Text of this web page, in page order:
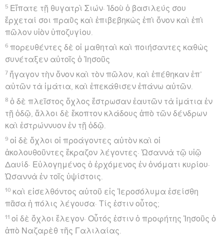
5 Εἴπατε τῇ θυγατρὶ Σιών· Ἰδοὺ ὁ βασιλεύς σου
ἔρχεταί σοι πραῢς καὶ ἐπιβεβηκὼς ἐπὶ ὄνον καὶ ἐπὶ
πῶλον υἱὸν ὑποζυγίου.
6 πορευθέντες δὲ οἱ μαθηταὶ καὶ ποιήσαντες καθὼς
συνέταξεν αὐτοῖς ὁ Ἰησοῦς
7 ἤγαγον τὴν ὄνον καὶ τὸν πῶλον, καὶ ἐπέθηκαν ἐπ’
αὐτῶν τὰ ἱμάτια, καὶ ἐπεκάθισεν ἐπάνω αὐτῶν.
8 ὁ δὲ πλεῖστος ὄχλος ἔστρωσαν ἑαυτῶν τὰ ἱμάτια ἐν
τῇ ὁδῷ, ἄλλοι δὲ ἔκοπτον κλάδους ἀπὸ τῶν δένδρων
καὶ ἐστρώννυον ἐν τῇ ὁδῷ.
9 οἱ δὲ ὄχλοι οἱ προάγοντες αὐτὸν καὶ οἱ
ἀκολουθοῦντες ἔκραζον λέγοντες· Ὡσαννὰ τῷ υἱῷ
Δαυίδ· Εὐλογημένος ὁ ἐρχόμενος ἐν ὀνόματι κυρίου·
Ὡσαννὰ ἐν τοῖς ὑψίστοις.
10 καὶ εἰσελθόντος αὐτοῦ εἰς Ἱεροσόλυμα ἐσείσθη
πᾶσα ἡ πόλις λέγουσα· Τίς ἐστιν οὗτος;
11 οἱ δὲ ὄχλοι ἔλεγον· Οὗτός ἐστιν ὁ προφήτης Ἰησοῦς ὁ
ἀπὸ Ναζαρὲθ τῆς Γαλιλαίας.